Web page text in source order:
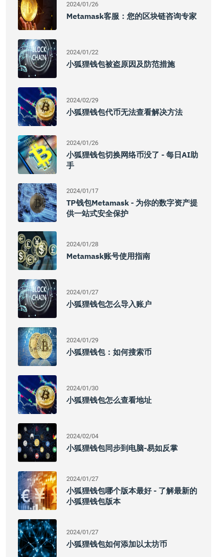
2024/01/26
Metamask客服：您的区块链咨询专家
2024/01/22
小狐狸钱包被盗原因及防范措施
2024/02/29
小狐狸钱包代币无法查看解决方法
2024/01/26
小狐狸钱包切换网络币没了 - 每日AI助
手
2024/01/17
TP钱包Metamask - 为你的数字资产提
供一站式安全保护
2024/01/28
Metamask账号使用指南
2024/01/27
小狐狸钱包怎么导入账户
2024/01/29
小狐狸钱包：如何搜索币
2024/01/30
小狐狸钱包怎么查看地址
2024/02/04
小狐狸钱包同步到电脑-易如反掌
2024/01/27
小狐狸钱包哪个版本最好 - 了解最新的
小狐狸钱包版本
2024/01/27
小狐狸钱包如何添加以太坊币